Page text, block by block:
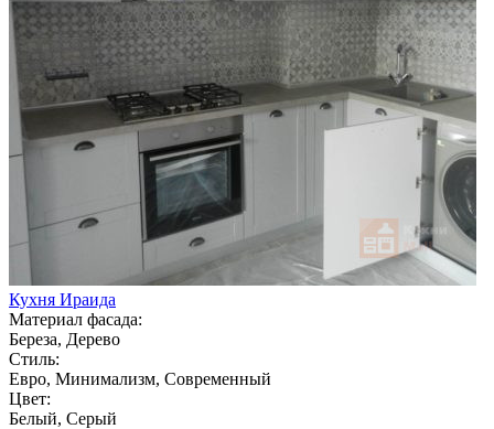
Кухня Ираида
Материал фасада:
Береза, Дерево
Стиль:
Евро, Минимализм, Современный
Цвет:
Белый, Серый